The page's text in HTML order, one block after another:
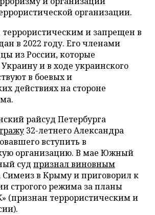
организации.
и запрещен в
в 2022 году. Его членами
из России, которые
и в ходе украинского
в боевых и
действиях на стороне
райсуд Петербурга
32-летнего Александра
вступить в
организацию. В мае Южный
суд признал виновным
Симеиз в Крыму и приговорил к
строгого режима за планы
(признан террористическим и